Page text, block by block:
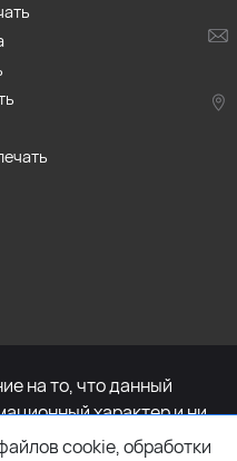
на то, что данный
характер и ни
Российской Федерации.
cookie, обработки